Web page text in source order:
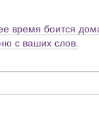
время боится
с ваших слов.